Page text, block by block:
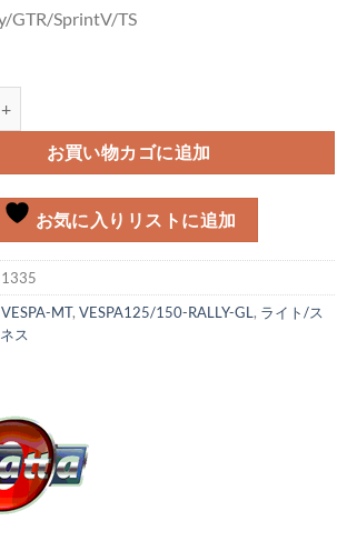
GTR/SprintV/TS
お買い物カゴに追加
お気に入りリストに追加
1335
VESPA-MT,VESPA125/150-RALLY-GL, ライト/ス
ス